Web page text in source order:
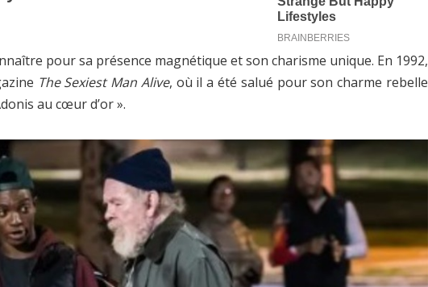
pour sa présence magnétique et son charisme unique. En 1992,
The Sexiest Man Alive, où il a été salué pour son charme rebelle
au cœur d’or ».